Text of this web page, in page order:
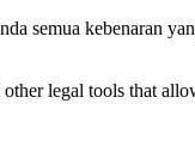
semua kebenaran
legal tools that